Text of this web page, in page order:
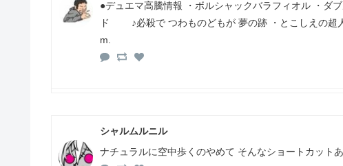
●デュエマ高騰情報 ・ボルシャックバラフィオル ・
ド ♪必殺で つわものどもが 夢の跡 ・とこしえの超
m.
シャルムルニル
ナチュラルに空中歩くのやめて そんなショートカット